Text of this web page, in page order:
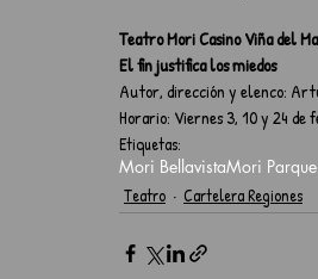
Teatro Mori Casino Viña del
El fin justifica los miedos
Autor, dirección
Horario: Viernes 3, 10 y 24 de
Etiquetas:
Mori BellavistaMori
Teatro
Cartelera Regiones